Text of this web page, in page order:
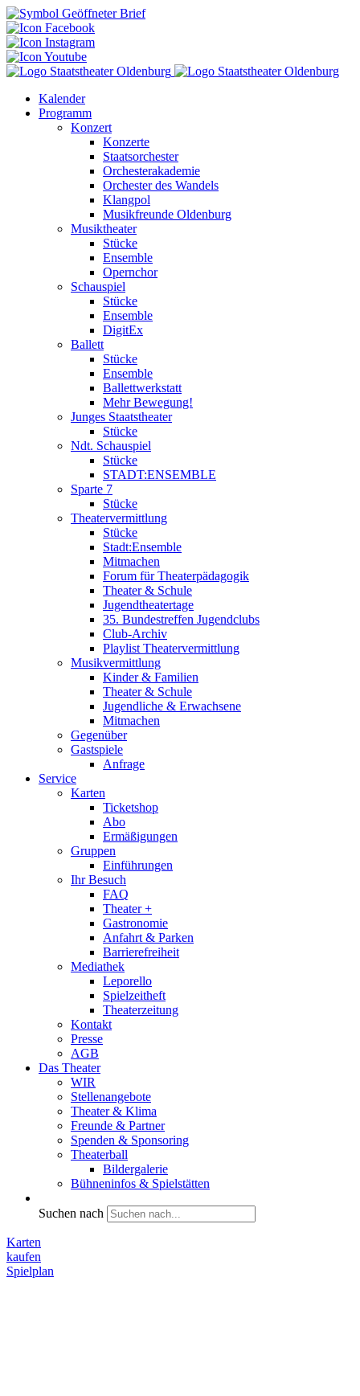
Kalender
Programm
Konzert
Konzerte
Staatsorchester
Orchesterakademie
Orchester des Wandels
Klangpol
Musikfreunde Oldenburg
Musiktheater
Stücke
Ensemble
Opernchor
Schauspiel
Stücke
Ensemble
DigitEx
Ballett
Stücke
Ensemble
Ballettwerkstatt
Mehr Bewegung!
Junges Staatstheater
Stücke
Ndt. Schauspiel
Stücke
STADT:ENSEMBLE
Sparte 7
Stücke
Theatervermittlung
Stücke
Stadt:Ensemble
Mitmachen
Forum für Theaterpädagogik
Theater & Schule
Jugendtheatertage
35. Bundestreffen Jugendclubs
Club-Archiv
Playlist Theatervermittlung
Musikvermittlung
Kinder & Familien
Theater & Schule
Jugendliche & Erwachsene
Mitmachen
Gegenüber
Gastspiele
Anfrage
Service
Karten
Ticketshop
Abo
Ermäßigungen
Gruppen
Einführungen
Ihr Besuch
FAQ
Theater +
Gastronomie
Anfahrt & Parken
Barrierefreiheit
Mediathek
Leporello
Spielzeitheft
Theaterzeitung
Kontakt
Presse
AGB
Das Theater
WIR
Stellenangebote
Theater & Klima
Freunde & Partner
Spenden & Sponsoring
Theaterball
Bildergalerie
Bühneninfos & Spielstätten
Suchen nach
Karten
kaufen
Spielplan